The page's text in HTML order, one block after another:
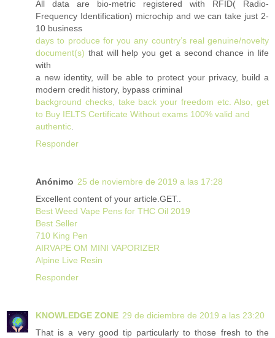
All data are bio-metric registered with RFID( Radio-
Frequency Identification) microchip and we can take just 2-
10 business
days to produce for you any country’s real genuine/novelty
document(s) that will help you get a second chance in life
with
a new identity, will be able to protect your privacy, build a
modern credit history, bypass criminal
background checks, take back your freedom etc. Also, get
to Buy IELTS Certificate Without exams 100% valid and
authentic
Responder
Anónimo 25 de noviembre de 2019 a las 17:28
Excellent content of your article.GET..
Best Weed Vape Pens for THC Oil 2019
Best Seller
710 King Pen
AIRVAPE OM MINI VAPORIZER
Alpine Live Resin
Responder
KNOWLEDGE ZONE 29 de diciembre de 2019 a las 23:20
That is a very good tip particularly to those fresh to the